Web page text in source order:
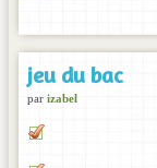
jeu du bac
par izabel